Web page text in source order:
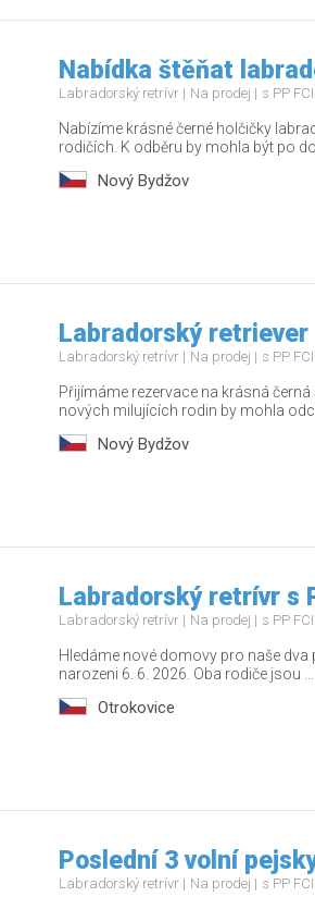
Nabídka štěňat
Labradorský retrívr Na prodej s PP FCI
Nabízíme krásné černé holčičky
rodičích. K odběru by mohla být po
Nový Bydžov
Labradorský retriever
Labradorský retrívr Na prodej s PP FCI
Přijímáme rezervace na krásná
nových milujících rodin by mohla
Nový Bydžov
Labradorský retrívr s
Labradorský retrívr Na prodej s PP FCI
Hledáme nové domovy pro naše dva
narozeni 6. 6. 2026. Oba rodiče jsou ...
Otrokovice
Poslední 3 volní
Labradorský retrívr Na prodej s PP FCI